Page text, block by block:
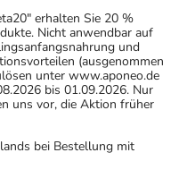
erhalten Sie 20 %
Nicht anwendbar auf
und
(ausgenommen
unter www.aponeo.de
bis 01.09.2026. Nur
uns vor, die Aktion früher
bei Bestellung mit